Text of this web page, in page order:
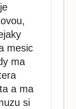
mesic
ma
a ma
si